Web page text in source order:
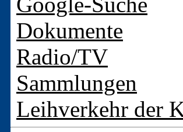
Dokumente
Radio/TV
Sammlungen
Leihverkehr der